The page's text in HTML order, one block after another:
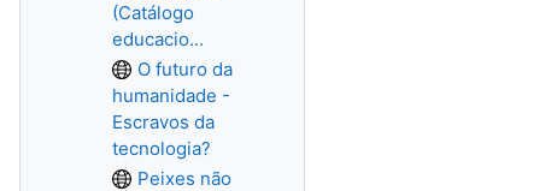
(Catálogo
educacio...
O futuro da
humanidade -
Escravos da
tecnologia?
Peixes não